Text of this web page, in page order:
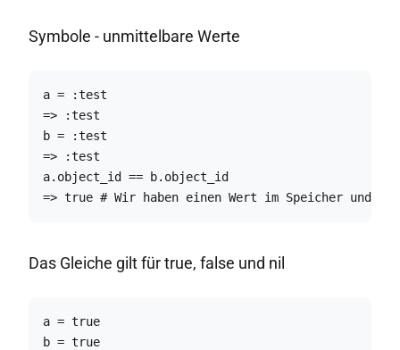
Symbole - unmittelbare Werte
a = :test
=> :test
b = :test
=> :test
a.object_id == b.object_id
=> true # Wir haben einen Wert im Speicher und
Das Gleiche gilt für true, false und nil
a = true
b = true